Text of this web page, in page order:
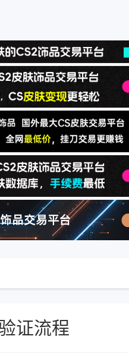
证流程